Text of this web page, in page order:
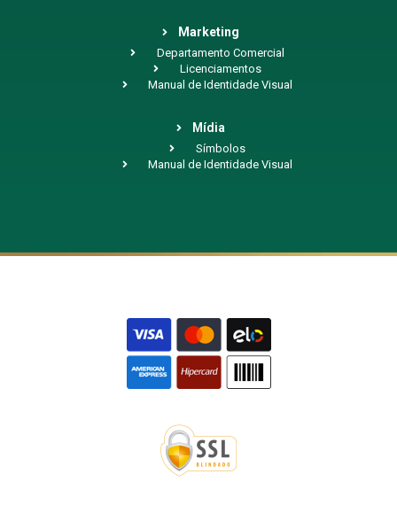
Marketing
Departamento Comercial
Licenciamentos
Manual de Identidade Visual
Mídia
Símbolos
Manual de Identidade Visual